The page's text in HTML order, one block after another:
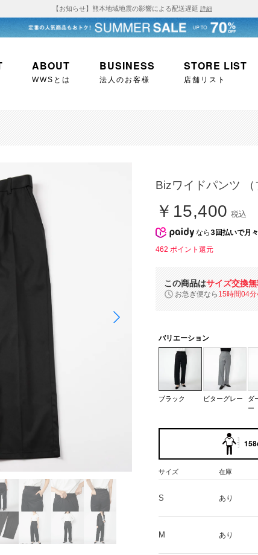
【お知らせ】熊本地域地震の影響による配送遅延 詳細
ABOUT
WWSとは
BUSINESS
法人のお客様
STORE LIST
店舗リスト
Bizワイドパンツ （
￥15,400 税込
なら 3回払いで月
462 ポイント還元
この商品はサイズ交換
お急ぎ便なら 15時間04
バリエーション
ブラック ビターグレー
ダ
ー
サイズ 在庫
S あり
M あり